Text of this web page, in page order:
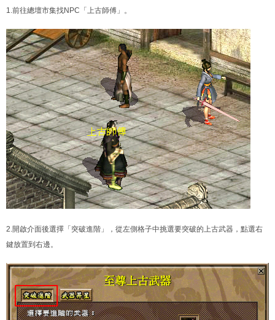
1.前往總壇市集找NPC「上古師傅」。
2.開啟介面後選擇「突破進階」，從左側格子中挑選要突破的上古武器，點選右
鍵放置到右邊。